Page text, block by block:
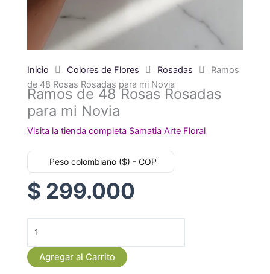
Inicio Colores de Flores Rosadas
Ramos
de 48 Rosas Rosadas para mi Novia
Ramos de 48 Rosas Rosadas
para mi Novia
Visita la tienda completa Samatia Arte Floral
Peso colombiano ($) - COP
$ 299.000
Ramos
de
48
Agregar al Carrito